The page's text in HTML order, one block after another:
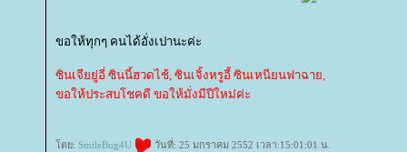
ขอให้ทุกๆ คนได้อั่งเปานะค่ะ
ซินเจียยู่อี่ ซินนี้ฮวดไช้, ซินเจิ้งหรูอี้ ซินเหนียนฟาฉาย,
ขอให้ประสบโชคดี ขอให้มั่งมีปีใหม่ค่ะ
ดย: SmileBug4U วันที่: 25 มกราคม 2552 เวลา:15:01:01 น.